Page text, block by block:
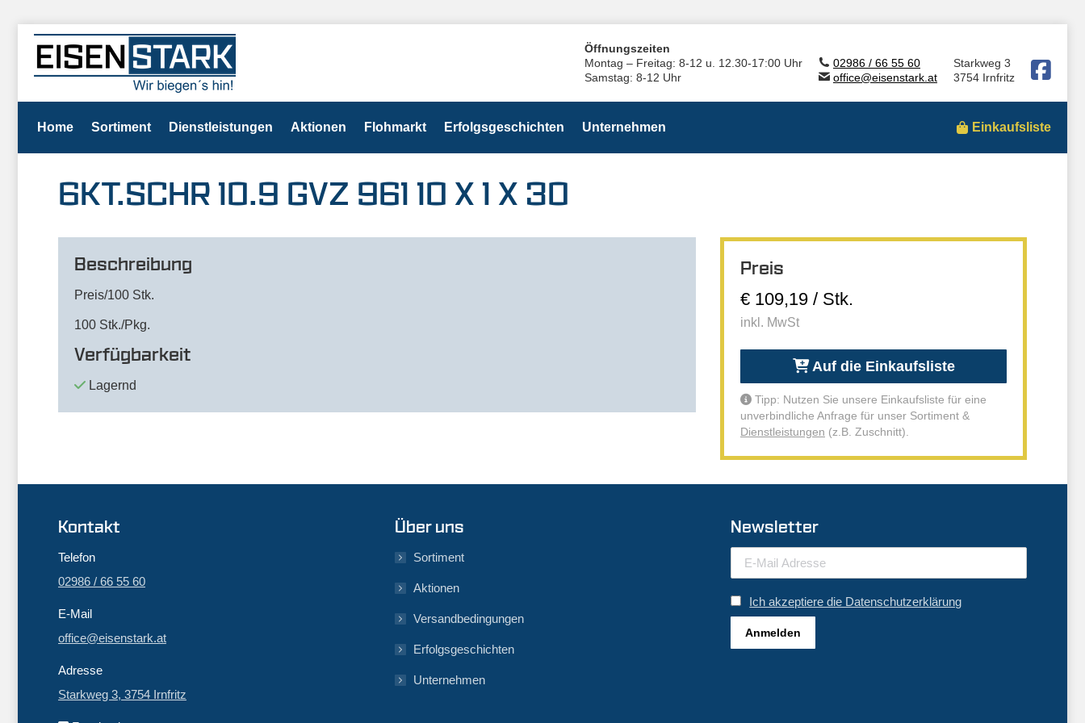
Öffnungszeiten
Montag – Freitag: 8-12 u. 12.30-17:00 Uhr
Samstag: 8-12 Uhr
02986 / 66 55 60
office@eisenstark.at
Starkweg 3
3754 Irnfritz
Home Sortiment Dienstleistungen Aktionen Flohmarkt Erfolgsgeschichten Unternehmen Einkaufsliste
6KT.SCHR 10.9 GVZ 961 10 X 1 X 30
Beschreibung
Preis/100 Stk.
100 Stk./Pkg.
Verfügbarkeit
Lagernd
Preis
€ 109,19 / Stk.
inkl. MwSt
Auf die Einkaufsliste
Tipp: Nutzen Sie unsere Einkaufsliste für eine
unverbindliche Anfrage für unser Sortiment &
Dienstleistungen (z.B. Zuschnitt).
Kontakt
Telefon
02986 / 66 55 60
E-Mail
office@eisenstark.at
Adresse
Starkweg 3, 3754 Irnfritz
Über uns
Sortiment
Aktionen
Versandbedingungen
Erfolgsgeschichten
Unternehmen
Newsletter
Ich akzeptiere die Datenschutzerklärung